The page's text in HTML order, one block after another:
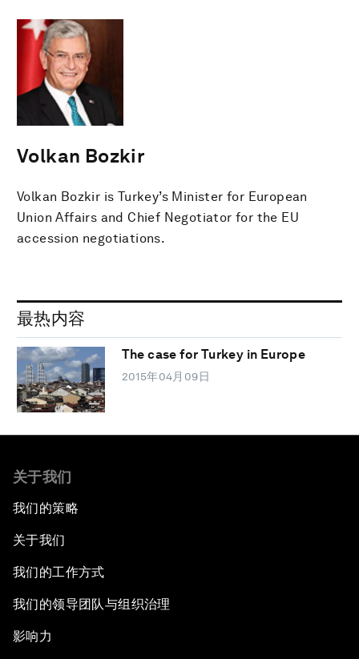
Volkan Bozkir
Volkan Bozkir is Turkey’s Minister for European
Union Affairs and Chief Negotiator for the EU
accession negotiations.
最热内容
The case for Turkey in Europe
2015年04月09日
关于我们
我们的策略
关于我们
我们的工作方式
我们的领导团队与组织治理
影响力